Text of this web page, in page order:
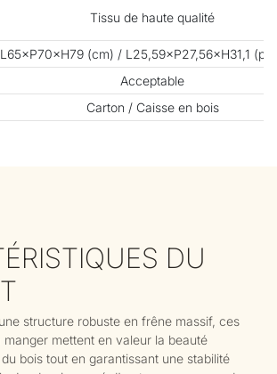
Tissu de haute qualité
L65×P70×H79 (cm) / L25,59×P27,56×H31,1
Acceptable
Carton / Caisse en bois
DU
structure robuste en frêne massif, ces
manger mettent en valeur la beauté
bois tout en garantissant une stabilité